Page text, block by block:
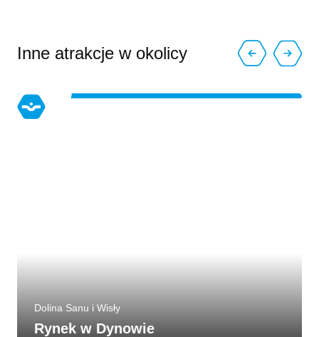
Inne atrakcje w okolicy
Dolina Sanu i Wisły
Rynek w Dynowie